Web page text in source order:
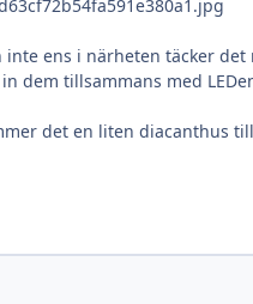
inte ens i närheten täcker
dem tillsammans med
det en liten diacanthus